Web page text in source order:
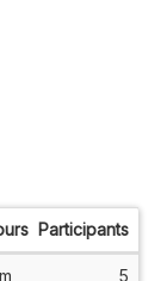
Participants
5